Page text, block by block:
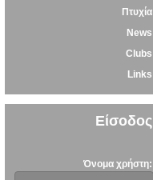
Πτυχία
News
Clubs
Links
Είσοδος
Όνομα χρήστη: